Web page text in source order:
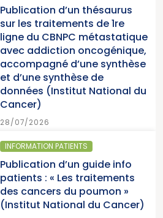
Publication d’un thésaurus
sur les traitements de 1re
ligne du CBNPC métastatique
avec addiction oncogénique,
accompagné d’une synthèse
et d’une synthèse de
données (Institut National du
Cancer)
28/07/2026
INFORMATION PATIENTS
Publication d’un guide info
patients : « Les traitements
des cancers du poumon »
(Institut National du Cancer)